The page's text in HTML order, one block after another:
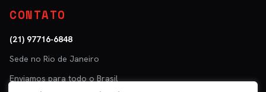
CONTATO
(21) 97716-6848
Sede no Rio de Janeiro
Enviamos para todo o Brasil